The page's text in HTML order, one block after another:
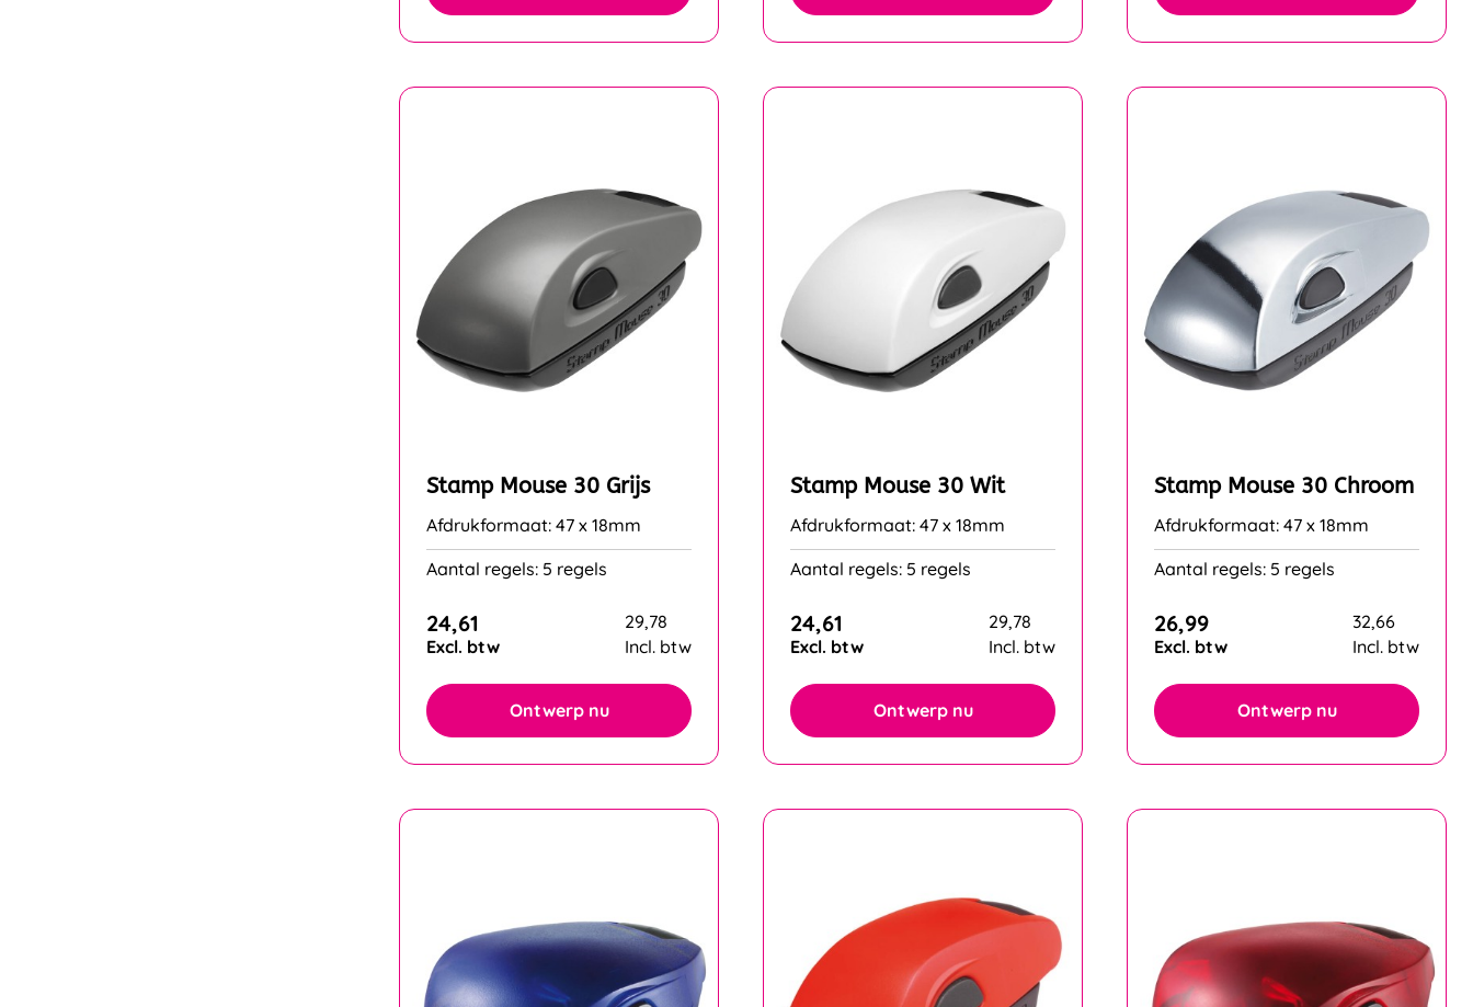
Stamp Mouse 30 Grijs
Afdrukformaat: 47 x 18mm
Aantal regels: 5 regels
24,61
Excl. btw
29,78
Incl. btw
Ontwerp nu
Stamp Mouse 30 Wit
Afdrukformaat: 47 x 18mm
Aantal regels: 5 regels
24,61
Excl. btw
29,78
Incl. btw
Ontwerp nu
Stamp Mouse 30 Chroom
Afdrukformaat: 47 x 18mm
Aantal regels: 5 regels
26,99
Excl. btw
32,66
Incl. btw
Ontwerp nu